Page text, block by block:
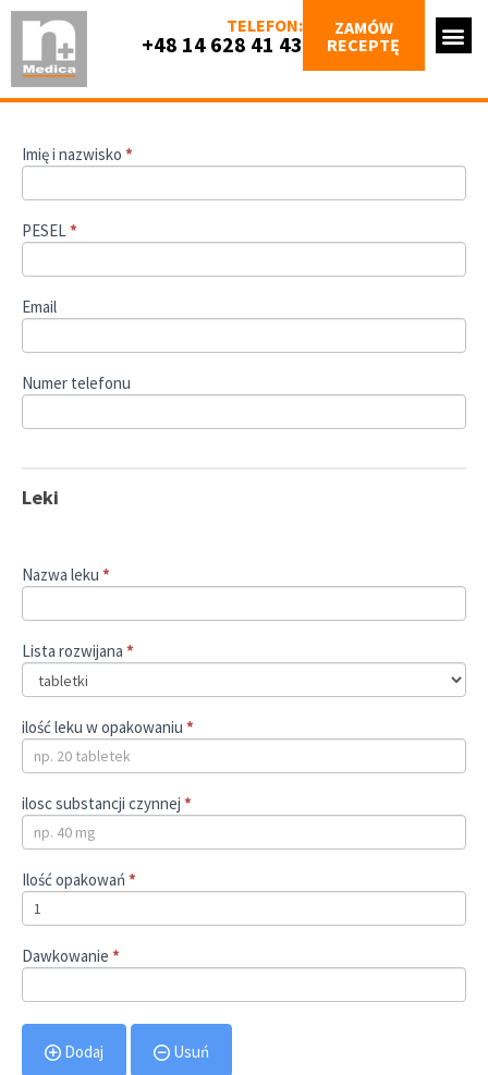
TELEFON:
+48 14 628 41 43
ZAMÓW
RECEPTĘ
Zamów
Imię i nazwisko *
PESEL *
Email
Numer telefonu
Leki
Nazwa leku *
Lista rozwijana *
ilość leku w opakowaniu *
ilosc substancji czynnej *
Ilość opakowań *
Dawkowanie *
Dodaj Usuń